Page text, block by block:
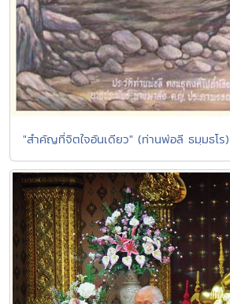
"สำคัญที่จิตใจอันเดียว" (ท่านพ่อลี ธมฺมธโร)